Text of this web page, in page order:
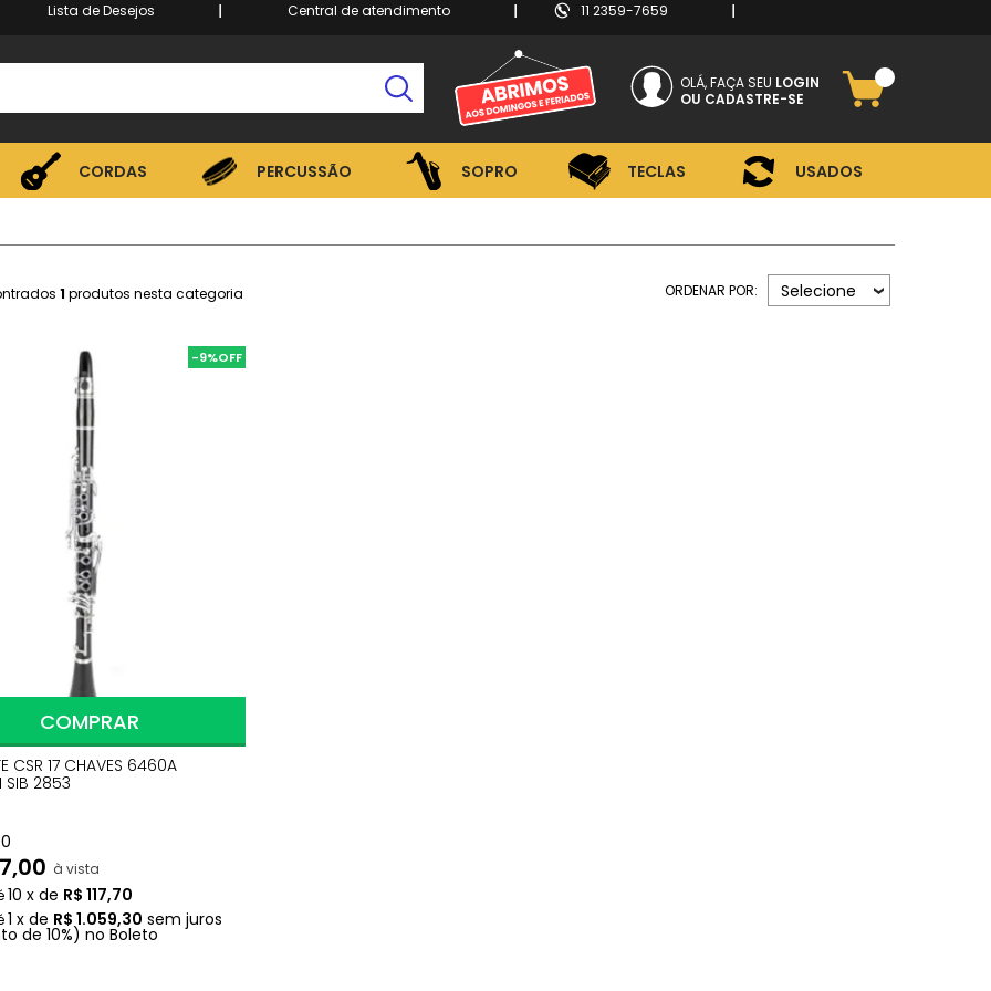
Lista de Desejos Central de atendimento 11 2359-7659
OLÁ, FAÇA SEU LOGIN
CADASTRE-SE
CORDAS PERCUSSÃO SOPRO TECLAS USADOS
CORDAS
ORDENAR POR: Selecione
1produtos nesta categoria
-9%
CSR 17 CHAVES 6460A
SIB 2853
à vista
10 x de R$ 117,70
1 x de R$ 1.059,30 sem juros
de 10%) no Boleto
COMPRAR